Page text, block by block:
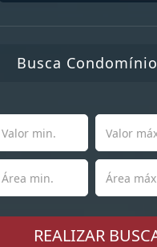
Busca Condomínio